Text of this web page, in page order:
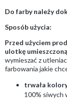
Do farby należy
Sposób użycia:
Przed użyciem
ulotkę
wymieszać z
farbowania jakie
trwała
100% siwych